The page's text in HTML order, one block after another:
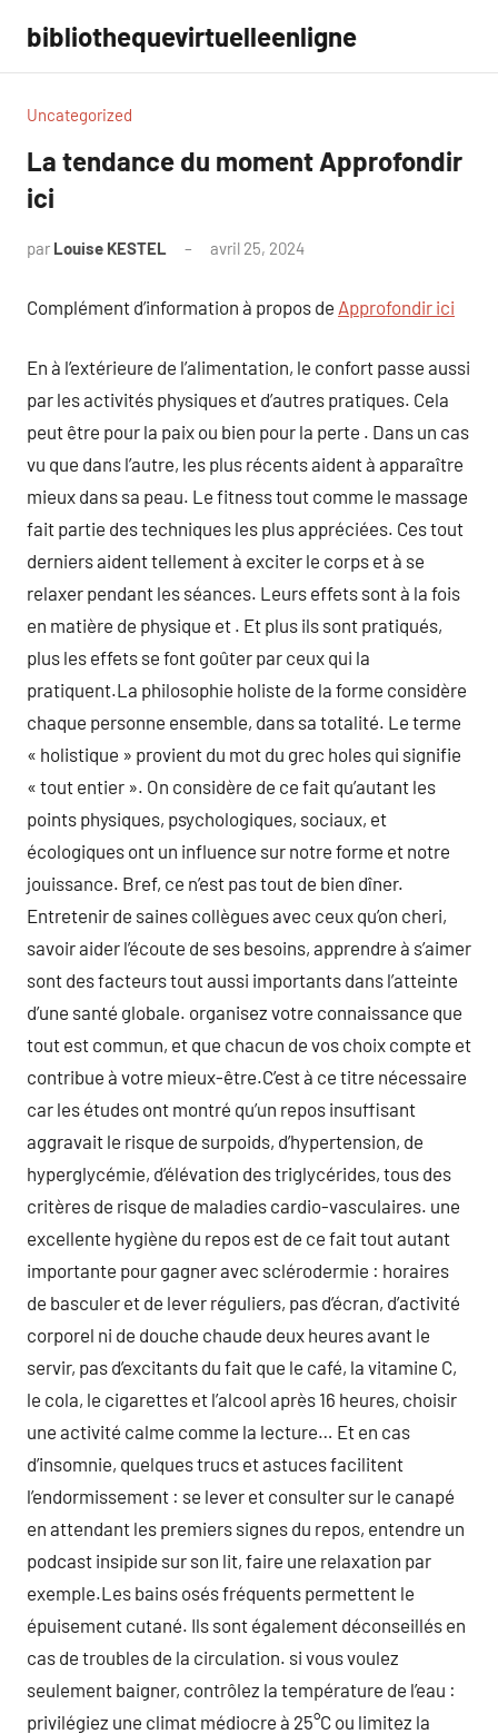
contenu
bibliothequevirtuelleenligne
Uncategorized
La tendance du moment Approfondir
ici
par Louise KESTEL avril 25, 2024
Complément d’information à propos de Approfondir ici
En à l’extérieure de l’alimentation, le confort passe aussi
par les activités physiques et d’autres pratiques. Cela
peut être pour la paix ou bien pour la perte . Dans un cas
vu que dans l’autre, les plus récents aident à apparaître
mieux dans sa peau. Le fitness tout comme le massage
fait partie des techniques les plus appréciées. Ces tout
derniers aident tellement à exciter le corps et à se
relaxer pendant les séances. Leurs effets sont à la fois
en matière de physique et . Et plus ils sont pratiqués,
plus les effets se font goûter par ceux qui la
pratiquent.La philosophie holiste de la forme considère
chaque personne ensemble, dans sa totalité. Le terme
« holistique » provient du mot du grec holes qui signifie
« tout entier ». On considère de ce fait qu’autant les
points physiques, psychologiques, sociaux, et
écologiques ont un influence sur notre forme et notre
jouissance. Bref, ce n’est pas tout de bien dîner.
Entretenir de saines collègues avec ceux qu’on cheri,
savoir aider l’écoute de ses besoins, apprendre à s’aimer
sont des facteurs tout aussi importants dans l’atteinte
d’une santé globale. organisez votre connaissance que
tout est commun, et que chacun de vos choix compte et
contribue à votre mieux-être.C’est à ce titre nécessaire
car les études ont montré qu’un repos insuffisant
aggravait le risque de surpoids, d’hypertension, de
hyperglycémie, d’élévation des triglycérides, tous des
critères de risque de maladies cardio-vasculaires. une
excellente hygiène du repos est de ce fait tout autant
importante pour gagner avec sclérodermie : horaires
de basculer et de lever réguliers, pas d’écran, d’activité
corporel ni de douche chaude deux heures avant le
servir, pas d’excitants du fait que le café, la vitamine C,
le cola, le cigarettes et l’alcool après 16 heures, choisir
une activité calme comme la lecture… Et en cas
d’insomnie, quelques trucs et astuces facilitent
l’endormissement : se lever et consulter sur le canapé
en attendant les premiers signes du repos, entendre un
podcast insipide sur son lit, faire une relaxation par
exemple.Les bains osés fréquents permettent le
épuisement cutané. Ils sont également déconseillés en
cas de troubles de la circulation. si vous voulez
seulement baigner, contrôlez la température de l’eau :
privilégiez une climat médiocre à 25°C ou limitez la